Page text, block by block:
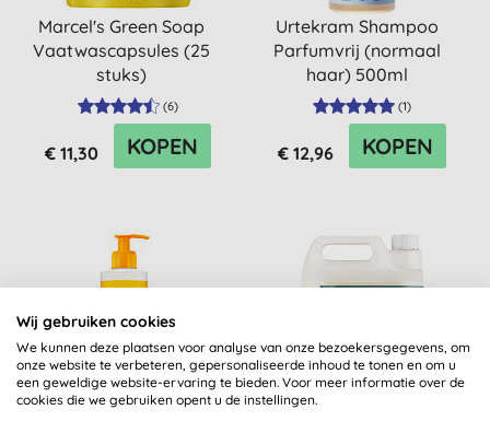
Marcel's Green Soap
Vaatwascapsules (25
stuks)
(6)
€ 11,30 KOPEN
Urtekram Shampoo
Parfumvrij (normaal
haar) 500ml
(1)
€ 12,96 KOPEN
Wij gebruiken cookies
We kunnen deze plaatsen voor analyse van onze bezoekersgegevens, om
onze website te verbeteren, gepersonaliseerde inhoud te tonen en om u
een geweldige website-ervaring te bieden. Voor meer informatie over de
cookies die we gebruiken opent u de instellingen.